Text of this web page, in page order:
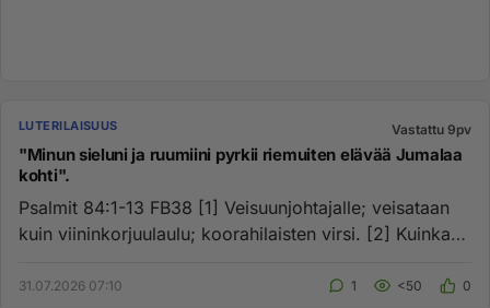
LUTERILAISUUS Vastattu 9pv
"Minun sieluni ja ruumiini pyrkii riemuiten elävää Jumalaa
kohti".
Psalmit 84:1-13 FB38 [1] Veisuunjohtajalle; veisataan
kuin viininkorjuulaulu; koorahilaisten virsi. [2] Kuinka
31.07.2026 07:10 1 <50 0